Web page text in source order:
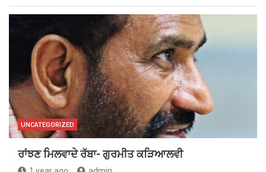
UNCATEGORIZED
ਰਾਂਝਣ ਮਿਲਵਾਦੇ ਰੱਬਾ- ਗੁਰਮੀਤ ਕੜਿਆਲਵੀ